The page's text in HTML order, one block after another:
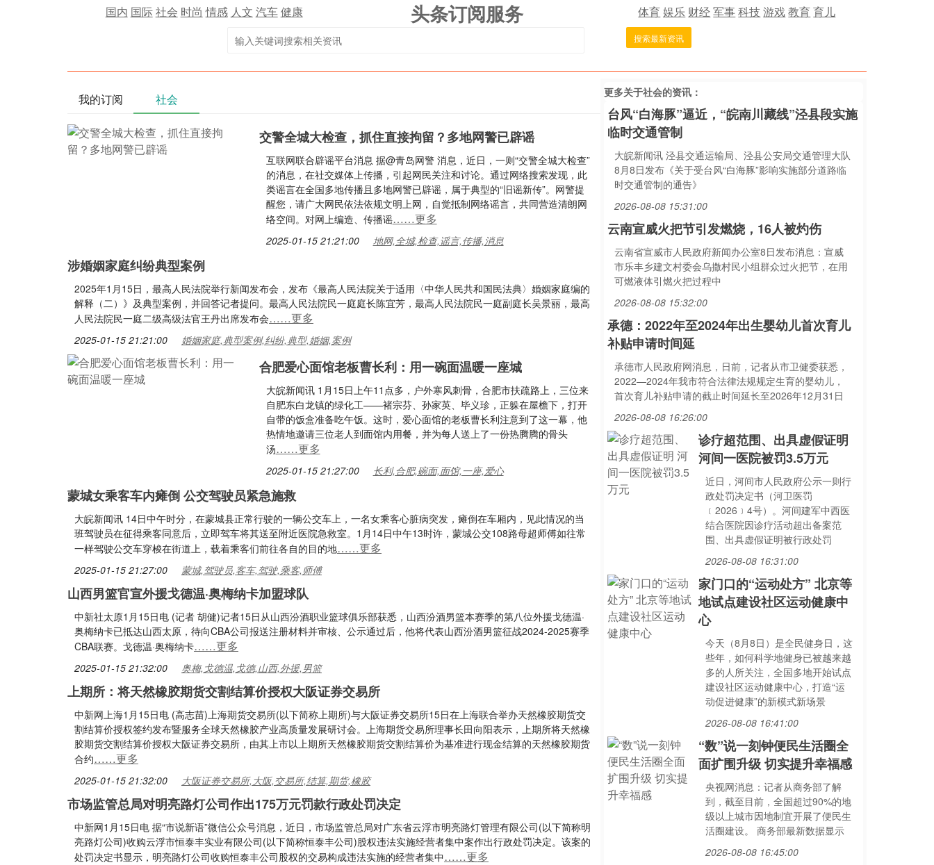
国内 国际社会 时尚 情感 人文 汽车健康 头条订阅服务 体育娱乐 财经军事科技游戏教育育儿
搜索最新资讯
我的订阅 社会
交警全城大检查，抓住直接拘留？多地网警已辟谣
互联网联合辟谣平台消息 据@青岛网警 消息，近日，一则“交警全城大检查”
的消息，在社交媒体上传播，引起网民关注和讨论。通过网络搜索发现，此
类谣言在全国多地传播且多地网警已辟谣，属于典型的“旧谣新传”。网警提
醒您，请广大网民依法依规文明上网，自觉抵制网络谣言，共同营造清朗网
络空间。对网上编造、传播谣……更多
2025-01-15 21:21:00 地网,全城,检查,谣言,传播,消息
涉婚姻家庭纠纷典型案例
2025年1月15日，最高人民法院举行新闻发布会，发布《最高人民法院关于适用〈中华人民共和国民法典〉婚姻家庭编的
解释（二）》及典型案例，并回答记者提问。最高人民法院民一庭庭长陈宜芳，最高人民法院民一庭副庭长吴景丽，最高
人民法院民一庭二级高级法官王丹出席发布会……更多
2025-01-15 21:21:00 婚姻家庭,典型案例,纠纷,典型,婚姻,案例
合肥爱心面馆老板曹长利：用一碗面温暖一座城
大皖新闻讯 1月15日上午11点多，户外寒风刺骨，合肥市扶疏路上，三位来
自肥东白龙镇的绿化工——褚宗芬、孙家英、毕义珍，正躲在屋檐下，打开
自带的饭盒准备吃午饭。这时，爱心面馆的老板曹长利注意到了这一幕，他
热情地邀请三位老人到面馆内用餐，并为每人送上了一份热腾腾的骨头
汤……更多
2025-01-15 21:27:00 长利,合肥,碗面,面馆,一座,爱心
蒙城女乘客车内瘫倒 公交驾驶员紧急施救
大皖新闻讯 14日中午时分，在蒙城县正常行驶的一辆公交车上，一名女乘客心脏病突发，瘫倒在车厢内，见此情况的当
班驾驶员在征得乘客同意后，立即驾车将其送至附近医院急救室。1月14日中午13时许，蒙城公交108路母超师傅如往常
一样驾驶公交车穿梭在街道上，载着乘客们前往各自的目的地……更多
2025-01-15 21:27:00 蒙城,驾驶员,客车,驾驶,乘客,师傅
山西男篮官宣外援戈德温·奥梅纳卡加盟球队
中新社太原1月15日电 (记者 胡健)记者15日从山西汾酒职业篮球俱乐部获悉，山西汾酒男篮本赛季的第八位外援戈德温·
奥梅纳卡已抵达山西太原，待向CBA公司报送注册材料并审核、公示通过后，他将代表山西汾酒男篮征战2024-2025赛季
CBA联赛。戈德温·奥梅纳卡……更多
2025-01-15 21:32:00 奥梅,戈德温,戈德,山西,外援,男篮
上期所：将天然橡胶期货交割结算价授权大阪证券交易所
中新网上海1月15日电 (高志苗)上海期货交易所(以下简称上期所)与大阪证券交易所15日在上海联合举办天然橡胶期货交
割结算价授权签约发布暨服务全球天然橡胶产业高质量发展研讨会。上海期货交易所理事长田向阳表示，上期所将天然橡
胶期货交割结算价授权大阪证券交易所，由其上市以上期所天然橡胶期货交割结算价为基准进行现金结算的天然橡胶期货
合约……更多
2025-01-15 21:32:00 大阪证券交易所,大阪,交易所,结算,期货,橡胶
市场监管总局对明亮路灯公司作出175万元罚款行政处罚决定
中新网1月15日电 据“市说新语”微信公众号消息，近日，市场监管总局对广东省云浮市明亮路灯管理有限公司(以下简称明
亮路灯公司)收购云浮市恒泰丰实业有限公司(以下简称恒泰丰公司)股权违法实施经营者集中案作出行政处罚决定。该案的
处罚决定书显示，明亮路灯公司收购恒泰丰公司股权的交易构成违法实施的经营者集中……更多
更多关于社会的资讯：
台风“白海豚”逼近，“皖南川藏线”泾县段实施
临时交通管制
大皖新闻讯 泾县交通运输局、泾县公安局交通管理大队
8月8日发布《关于受台风“白海豚”影响实施部分道路临
时交通管制的通告》
2026-08-08 15:31:00
云南宣威火把节引发燃烧，16人被灼伤
云南省宣威市人民政府新闻办公室8日发布消息：宣威
市乐丰乡建文村委会乌撒村民小组群众过火把节，在用
可燃液体引燃火把过程中
2026-08-08 15:32:00
承德：2022年至2024年出生婴幼儿首次育儿
补贴申请时间延
承德市人民政府网消息，日前，记者从市卫健委获悉，
2022—2024年我市符合法律法规规定生育的婴幼儿，
首次育儿补贴申请的截止时间延长至2026年12月31日
2026-08-08 16:26:00
诊疗超范围、出具虚假证明
河间一医院被罚3.5万元
近日，河间市人民政府公示一则行
政处罚决定书（河卫医罚
﹝2026﹞4号）。河间建军中西医
结合医院因诊疗活动超出备案范
围、出具虚假证明被行政处罚
2026-08-08 16:31:00
家门口的“运动处方” 北京等
地试点建设社区运动健康中
心
今天（8月8日）是全民健身日，这
些年，如何科学地健身已被越来越
多的人所关注，全国多地开始试点
建设社区运动健康中心，打造“运
动促进健康”的新模式新场景
2026-08-08 16:41:00
“数”说一刻钟便民生活圈全
面扩围升级 切实提升幸福感
央视网消息：记者从商务部了解
到，截至目前，全国超过90%的地
级以上城市因地制宜开展了便民生
活圈建设。 商务部最新数据显示
2026-08-08 16:45:00